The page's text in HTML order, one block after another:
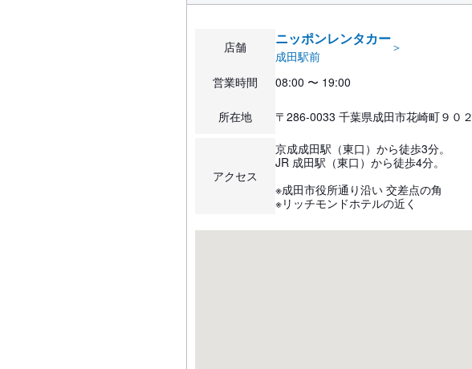
店舗 ニッポンレンタカー
成田駅前
＞
営業時間 08:00 〜 19:00
所在地 〒286-0033 千葉県成田市花崎町９０２
アクセス
京成成田駅（東口）から徒歩3分。
JR 成田駅（東口）から徒歩4分。
※成田市役所通り沿い 交差点の角
※リッチモンドホテルの近く